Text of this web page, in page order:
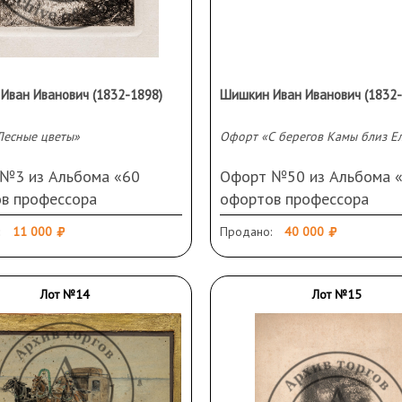
Иванович (1832-1898)
цветы»
из Альбома «60
профессора
1870—1892.
и издание
1873 год. Бумага, офорт.
см (оттиск). 40,5 Х 30,5
Подпись и дата слева
11 000
Шишкин Иван Иванович
Офорт «С берегов Камы близ
Офорт №50 из Альбома
офортов профессора
И.И.Шишкина.
Собственность и издание
Россия, 1885 год. Бумага,
15,2 Х 27 см (оттиск).
40,5 см (лист). Подпись и
справа внизу. Загрязнения
Продано: 40 000
Лот №14 Лот №15